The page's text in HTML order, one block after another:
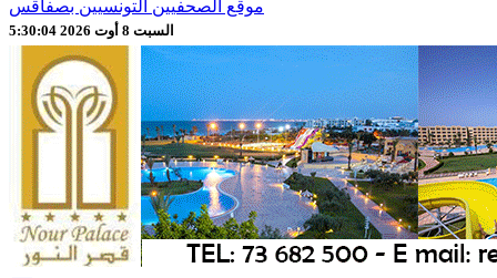
موقع الصحفيين التونسيين بصفاقس
السبت 8 أوت 2026 5:30:06